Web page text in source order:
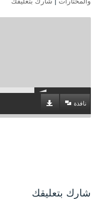
نافذة
شارك بتعليقك